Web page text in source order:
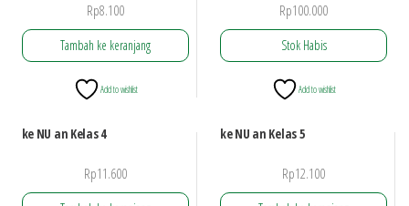
Rp8.100
Tambah ke keranjang
Add to wishlist
Rp100.000
Stok Habis
Add to wishlist
ke NU an Kelas 4
Rp11.600
ke NU an Kelas 5
Rp12.100